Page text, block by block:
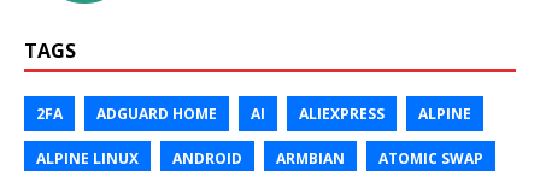
TAGS
2FA ADGUARD HOME AI ALIEXPRESS ALPINE
ALPINE LINUX ANDROID ARMBIAN ATOMIC SWAP